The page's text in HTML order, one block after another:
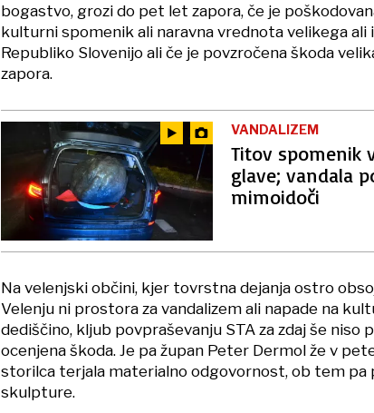
bogastvo, grozi do pet let zapora, če je
kulturni spomenik ali naravna vrednota velikega ali
Republiko Slovenijo ali če je povzročena škoda
zapora.
VANDALIZEM
Titov spomenik
glave; vandala
mimoidoči
Na velenjski občini, kjer tovrstna dejanja ostro
Velenju ni prostora za vandalizem ali napade na
dediščino, kljub povpraševanju STA za zdaj še niso
ocenjena škoda. Je pa župan Peter Dermol že v
storilca terjala materialno odgovornost, ob tem pa
skulpture.